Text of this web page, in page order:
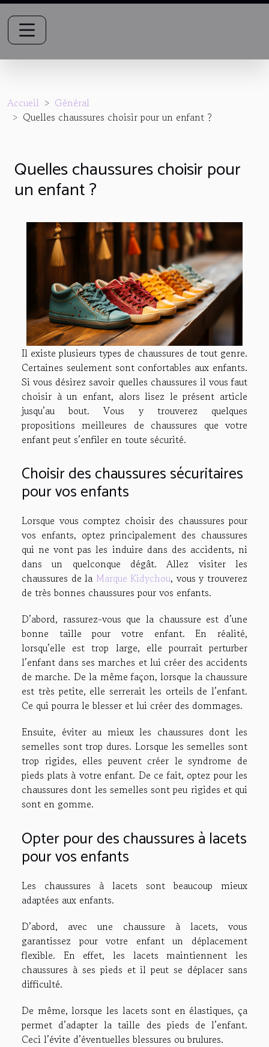
Accueil
Général
Quelles chaussures choisir pour un enfant ?
Quelles chaussures choisir pour
un enfant ?
Il existe plusieurs types de chaussures de tout genre.
Certaines seulement sont confortables aux enfants.
Si vous désirez savoir quelles chaussures il vous faut
choisir à un enfant, alors lisez le présent article
jusqu’au bout. Vous y trouverez quelques
propositions meilleures de chaussures que votre
enfant peut s’enfiler en toute sécurité.
Choisir des chaussures sécuritaires
pour vos enfants
Lorsque vous comptez choisir des chaussures pour
vos enfants, optez principalement des chaussures
qui ne vont pas les induire dans des accidents, ni
dans un quelconque dégât. Allez visiter les
chaussures de la Marque Kidychou, vous y trouverez
de très bonnes chaussures pour vos enfants.
D’abord, rassurez-vous que la chaussure est d’une
bonne taille pour votre enfant. En réalité,
lorsqu’elle est trop large, elle pourrait perturber
l’enfant dans ses marches et lui créer des accidents
de marche. De la même façon, lorsque la chaussure
est très petite, elle serrerait les orteils de l’enfant.
Ce qui pourra le blesser et lui créer des dommages.
Ensuite, éviter au mieux les chaussures dont les
semelles sont trop dures. Lorsque les semelles sont
trop rigides, elles peuvent créer le syndrome de
pieds plats à votre enfant. De ce fait, optez pour les
chaussures dont les semelles sont peu rigides et qui
sont en gomme.
Opter pour des chaussures à lacets
pour vos enfants
Les chaussures à lacets sont beaucoup mieux
adaptées aux enfants.
D’abord, avec une chaussure à lacets, vous
garantissez pour votre enfant un déplacement
flexible. En effet, les lacets maintiennent les
chaussures à ses pieds et il peut se déplacer sans
difficulté.
De même, lorsque les lacets sont en élastiques, ça
permet d’adapter la taille des pieds de l’enfant.
Ceci l’évite d’éventuelles blessures ou brulures.